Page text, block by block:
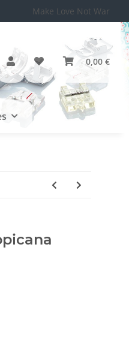
Make Love Not War
0,00 €